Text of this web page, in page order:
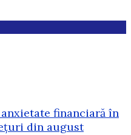
financiară în
din august